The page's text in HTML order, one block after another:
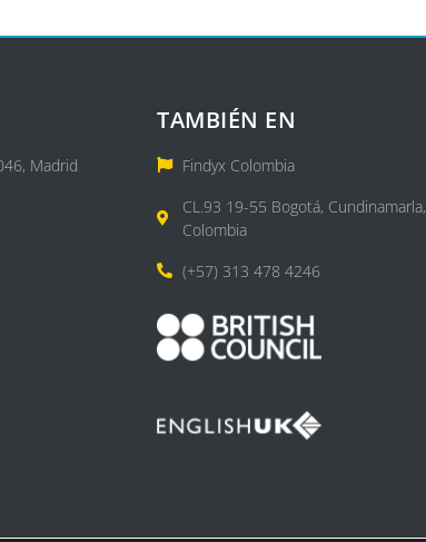
Madrid
TAMBIÉN EN
Findyx Colombia
CL.93 19-55 Bogotá, Cundinamarla,
Colombia
(+57) 313 478 4246